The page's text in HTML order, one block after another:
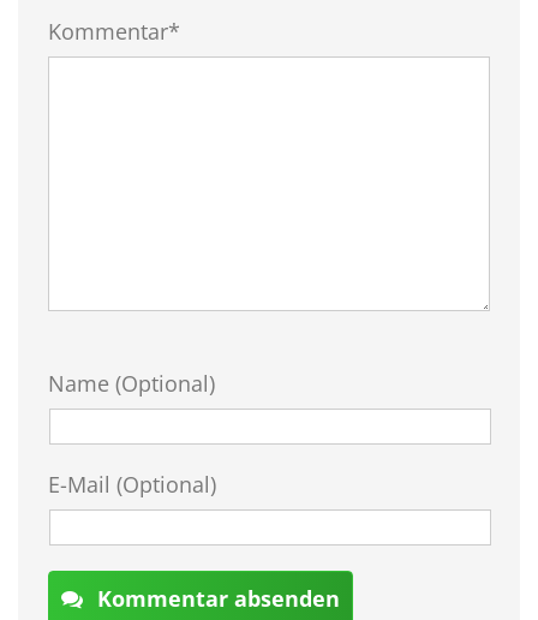
Kommentar*
Name (Optional)
E-Mail (Optional)
Kommentar absenden